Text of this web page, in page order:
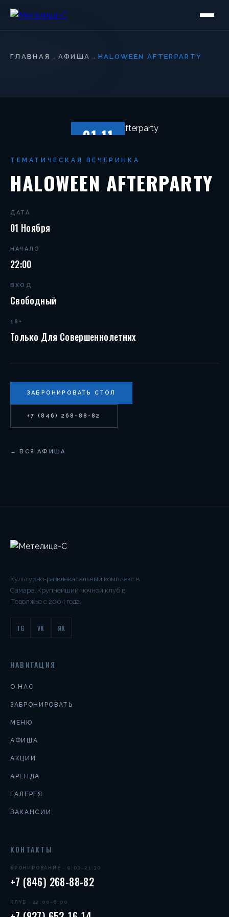
ГЛАВНАЯ → АФИША → HALOWEEN AFTERPARTY
01.11
ТЕМАТИЧЕСКАЯ ВЕЧЕРИНКА
HALOWEEN AFTERPARTY
ДАТА
01 Ноября
НАЧАЛО
22:00
ВХОД
Свободный
18+
Только Для Совершеннолетних
ЗАБРОНИРОВАТЬ СТОЛ
+7 (846) 268-88-82
← ВСЯ АФИША
Культурно-развлекательный комплекс в
Самаре. Крупнейший ночной клуб в
Поволжье с 2004 года.
TG VK ЯК
НАВИГАЦИЯ
О НАС
ЗАБРОНИРОВАТЬ
МЕНЮ
АФИША
АКЦИИ
АРЕНДА
ГАЛЕРЕЯ
ВАКАНСИИ
КОНТАКТЫ
БРОНИРОВАНИЕ · 9:00–21:30
+7 (846) 268-88-82
КЛУБ · 22:00–6:00